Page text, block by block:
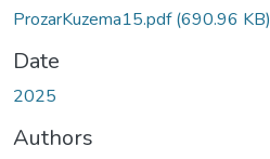
ProzarKuzema15.pdf(690.96 KB)
Date
2025
Authors